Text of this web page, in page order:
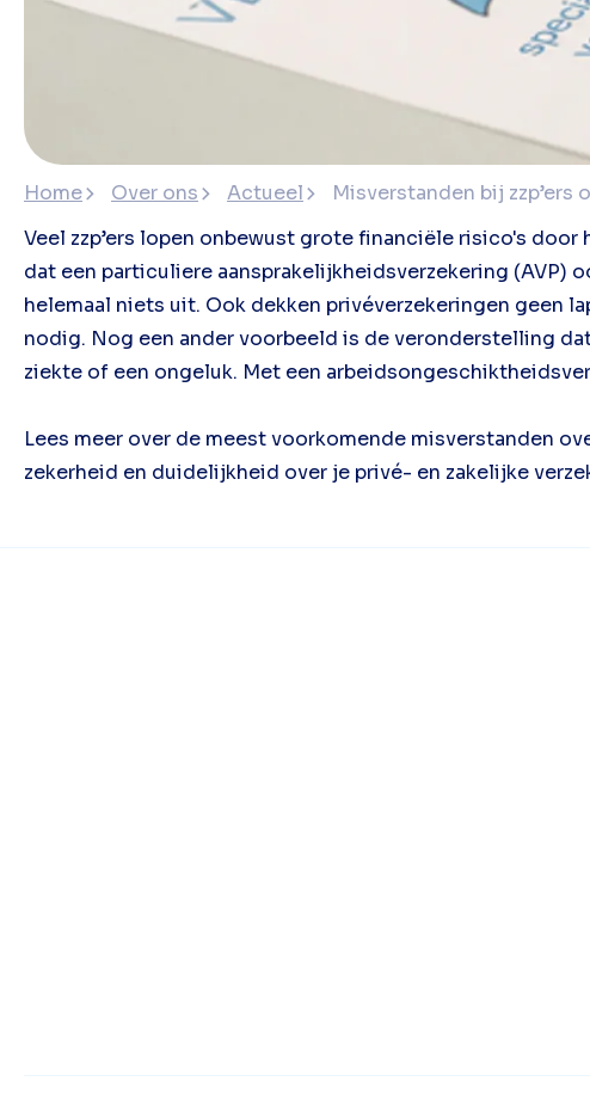
Home Over ons Actueel
Misverstanden bij
Veel zzp’ers lopen onbewust grote financiële risico's
dat een particuliere aansprakelijkheidsverzekering (AVP)
helemaal niets uit. Ook dekken privéverzekeringen geen
nodig. Nog een ander voorbeeld is de veronderstelling
ziekte of een ongeluk. Met een
Lees meer over de meest voorkomende misverstanden
zekerheid en duidelijkheid over je privé- en zakelijke